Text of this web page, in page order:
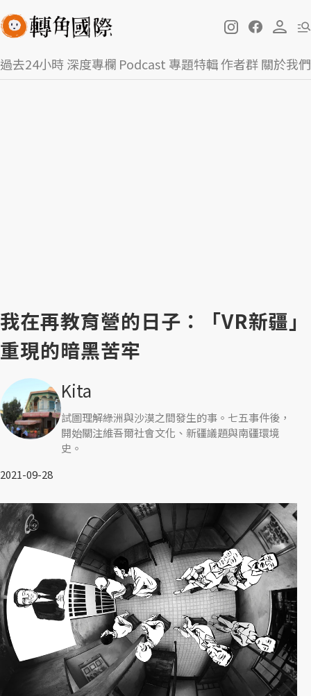
過去24小時深度專欄 Podcast 專題特輯作者群關於我們
我在再教育營的日子：「VR新疆」
重現的暗黑苦牢
Kita
試圖理解綠洲與沙漠之間發生的事。七五事件後，
開始關注維吾爾社會文化、新疆議題與南疆環境
史。
2021-09-28